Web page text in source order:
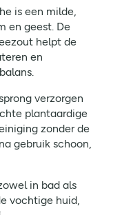
is een milde,
en geest. De
helpt de
en
verzorgen
plantaardige
zonder de
gebruik schoon,
in bad als
vochtige huid,